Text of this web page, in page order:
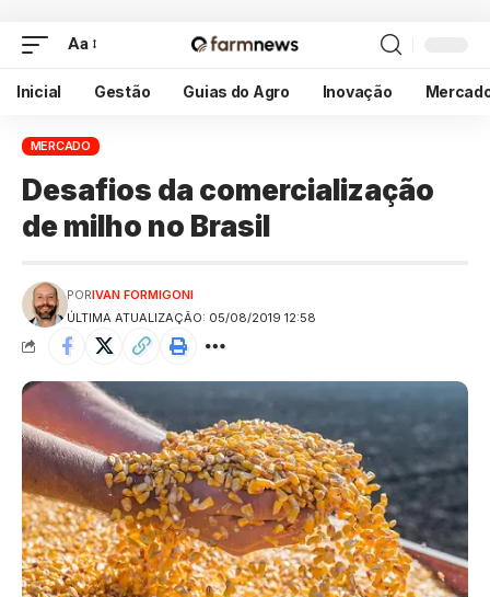
Aa
Inicial Gestão Guias do Agro Inovação
MERCADO
Desafios da comercialização
de milho no Brasil
ÚLTIMA ATUALIZAÇÃO: 05/08/2019 12:58
PORIVAN FORMIGONI